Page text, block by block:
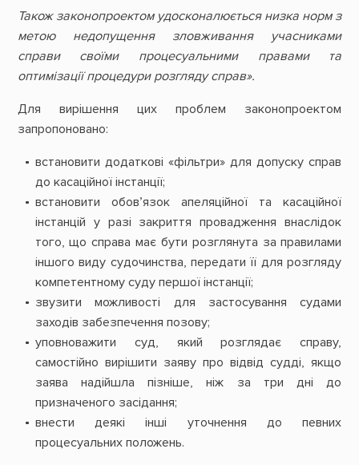
Також законопроектом удосконалюється низка норм з
метою недопущення зловживання учасниками
справи своїми процесуальними правами та
оптимізації процедури розгляду справ».
Для вирішення цих проблем законопроектом
запропоновано:
встановити додаткові «фільтри» для допуску справ
до касаційної інстанції;
встановити обов’язок апеляційної та касаційної
інстанцій у разі закриття провадження внаслідок
того, що справа має бути розглянута за правилами
іншого виду судочинства, передати її для розгляду
компетентному суду першої інстанції;
звузити можливості для застосування судами
заходів забезпечення позову;
уповноважити суд, який розглядає справу,
самостійно вирішити заяву про відвід судді, якщо
заява надійшла пізніше, ніж за три дні до
призначеного засідання;
внести деякі інші уточнення до певних
процесуальних положень.